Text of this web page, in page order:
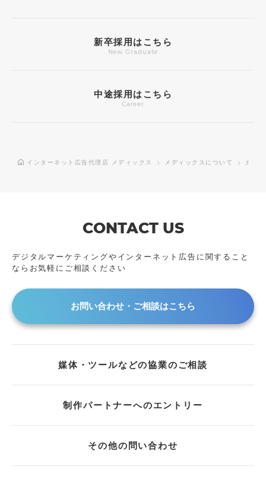
新卒採用はこちら
New Graduate
中途採用はこちら
Career
インターネット広告代理店 メディックス メディックスについて カル
CONTACT US
デジタルマーケティングやインターネット広告に 関すること
ならお気軽にご相談ください
お問い合わせ・ご相談はこちら
媒体・ツールなどの協業のご相談
制作パートナーへのエントリー
その他の問い合わせ